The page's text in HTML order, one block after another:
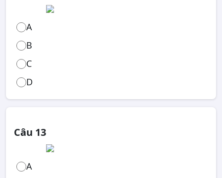
A
B
C
D
Câu 13
A